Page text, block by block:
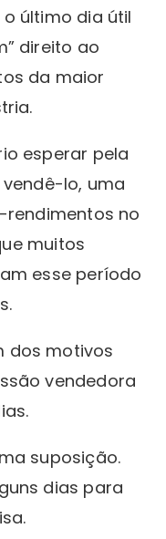
último dia útil
direito ao
da maior
esperar pela
vendê-lo, uma
no
muitos
esse período
dos motivos
vendedora
suposição.
dias para